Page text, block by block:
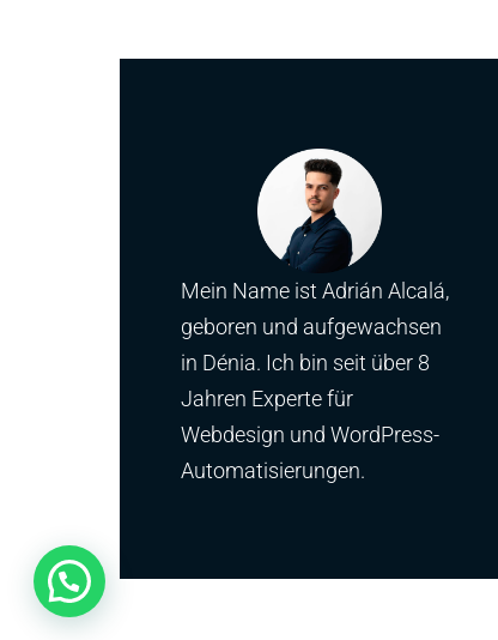
Mein Name ist Adrián Alcalá,
geboren und aufgewachsen
in Dénia. Ich bin seit über 8
Jahren Experte für
Webdesign und WordPress-
Automatisierungen.